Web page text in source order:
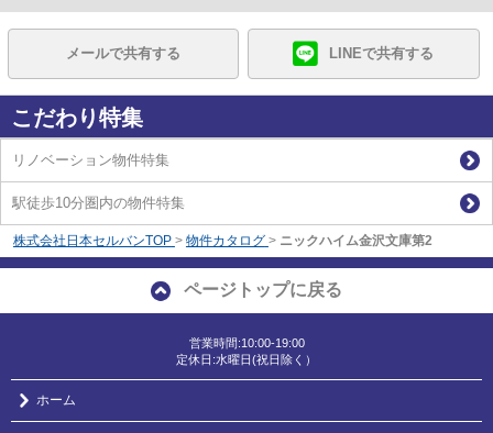
メールで共有する LINEで共有する
こだわり特集
リノベーション物件特集
駅徒歩10分圏内の物件特集
株式会社日本セルバンTOP > 物件カタログ > ニックハイム金沢文庫第2
ページトップに戻る
営業時間:10:00-19:00
定休日:水曜日(祝日除く）
ホーム